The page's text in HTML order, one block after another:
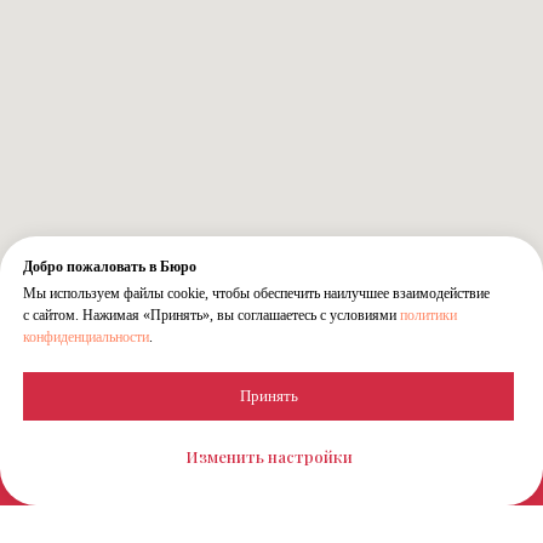
Проектируем рентген-кабинеты
Добро пожаловать в Бюро
Мы используем файлы cookie, чтобы обеспечить наилучшее взаимодействие
с сайтом. Нажимая «Принять», вы соглашаетесь с условиями политики
конфиденциальности.
Принять
Изменить настройки